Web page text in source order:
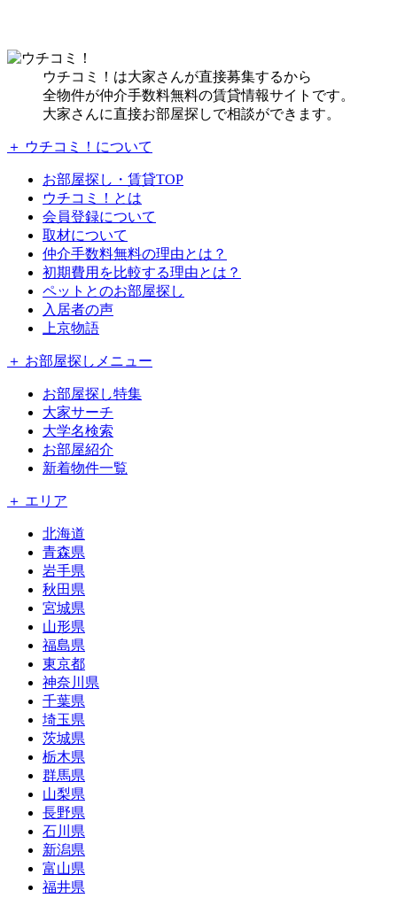
ウチコミ！は大家さんが直接募集するから
全物件が仲介手数料無料の賃貸情報サイトです。
大家さんに直接お部屋探しで相談ができます。
＋ ウチコミ！について
お部屋探し・賃貸TOP
ウチコミ！とは
会員登録について
取材について
仲介手数料無料の理由とは？
初期費用を比較する理由とは？
ペットとのお部屋探し
入居者の声
上京物語
＋ お部屋探しメニュー
お部屋探し特集
大家サーチ
大学名検索
お部屋紹介
新着物件一覧
＋ エリア
北海道
青森県
岩手県
秋田県
宮城県
山形県
福島県
東京都
神奈川県
千葉県
埼玉県
茨城県
栃木県
群馬県
山梨県
長野県
石川県
新潟県
富山県
福井県